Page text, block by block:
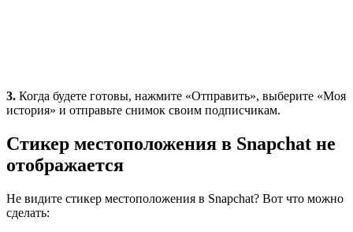
3. Когда будете готовы, нажмите «Отправить», выберите «Моя
история» и отправьте снимок своим подписчикам.
Стикер местоположения в Snapchat не
отображается
Не видите стикер местоположения в Snapchat? Вот что можно
сделать: